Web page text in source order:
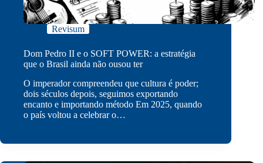
Revisum
Dom Pedro II e o SOFT POWER: a estratégia
que o Brasil ainda não ousou ter
O imperador compreendeu que cultura é poder;
dois séculos depois, seguimos exportando
encanto e importando método Em 2025, quando
o país voltou a celebrar o…